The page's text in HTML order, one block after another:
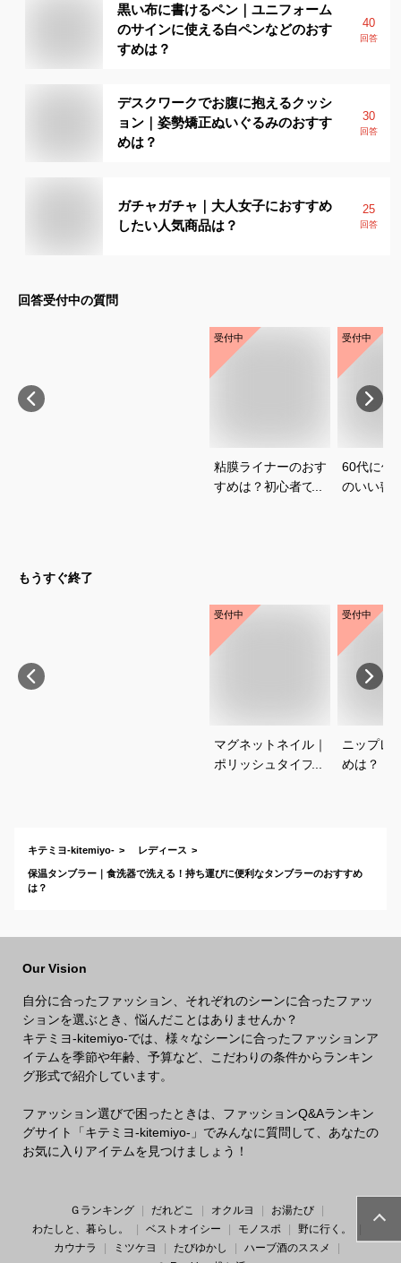
黒い布に書けるペン｜ユニフォーム
のサインに使える白ペンなどのおす
すめは？
40
回答
デスクワークでお腹に抱えるクッシ
ョン｜姿勢矯正ぬいぐるみのおすす
めは？
30
回答
ガチャガチャ｜大人女子におすすめ
したい人気商品は？
25
回答
回答受付中の質問
受付中
粘膜ライナーのおす
すめは？初心者でも
受付中
60代に似
のいい喪
もうすぐ終了
受付中
マグネットネイル｜
ポリッシュタイプで
受付中
ニップレ
めは？
キテミヨ-kitemiyo- レディース
保温タンブラー｜食洗器で洗える！持ち運びに便利なタンブラーのおすすめ
は？
Our Vision
自分に合ったファッション、それぞれのシーンに合ったファッ
ションを選ぶとき、悩んだことはありませんか？
キテミヨ-kitemiyo-では、様々なシーンに合ったファッションア
イテムを季節や年齢、予算など、こだわりの条件からランキン
グ形式で紹介しています。
ファッション選びで困ったときは、ファッションQ&Aランキン
グサイト「キテミヨ-kitemiyo-」でみんなに質問して、あなたの
お気に入りアイテムを見つけましょう！
Ｇランキング だれどこ オクルヨ
お湯たび
わたしと、暮らし。
ベストオイシー モノスポ
野に行く。
カウナラ
ミツケヨ たびゆかし
ハーブ酒のススメ